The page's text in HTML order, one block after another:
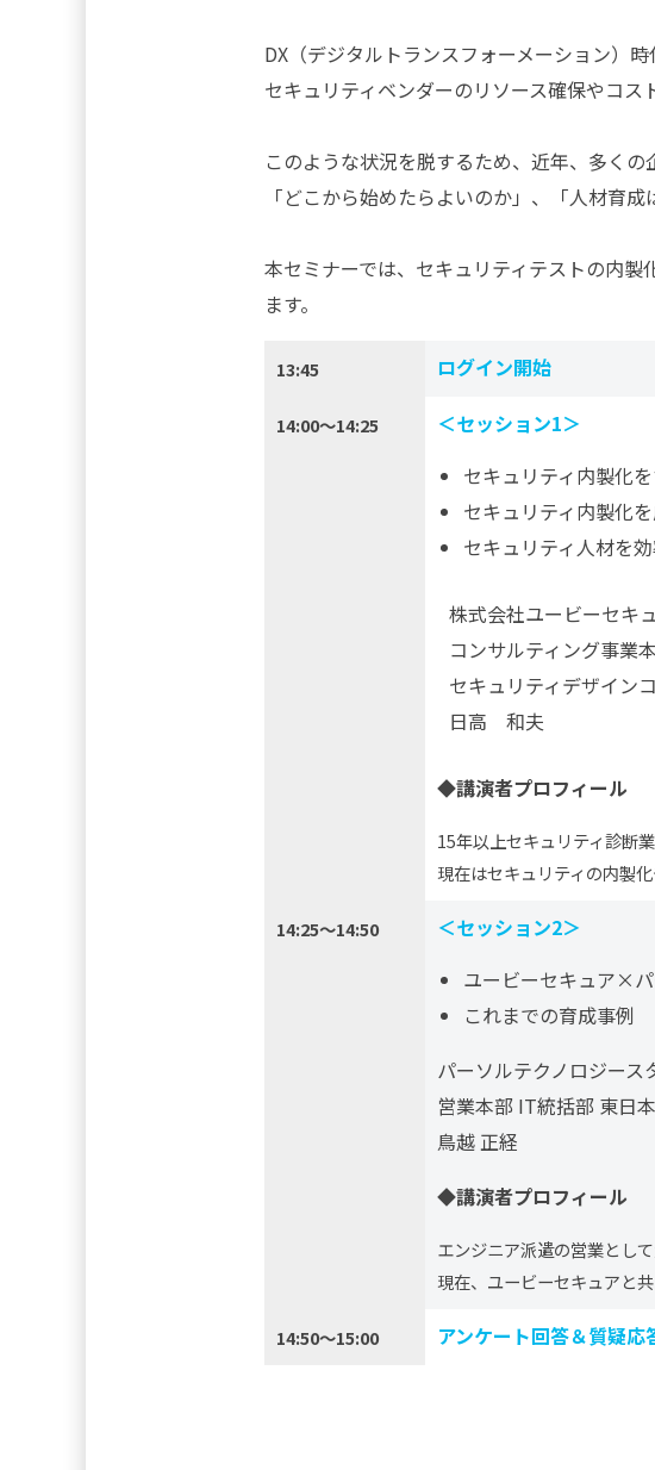
DX（デジタルトランスフォーメーション）
セキュリティベンダーのリソース確保やコス
このような状況を脱するため、近年、多く
「どこから始めたらよいのか」、「人材育
本セミナーでは、セキュリティテストの内
ます。
13:45 ログイン開始
14:00～14:25
＜セッション1＞
セキュリティ内製化
セキュリティ内製化
セキュリティ人材を
株式会社ユービーセキ
コンサルティング事業
セキュリティデザイン
日高 和夫
◆講演者プロフィール
15年以上セキュリティ診断
現在はセキュリティの内製
14:25～14:50
＜セッション2＞
ユービーセキュア×
これまでの育成事例
パーソルテクノロジース
営業本部 IT統括部 東日
鳥越 正経
◆講演者プロフィール
エンジニア派遣の営業とし
現在、ユービーセキュアと
14:50～15:00 アンケート回答＆質疑応